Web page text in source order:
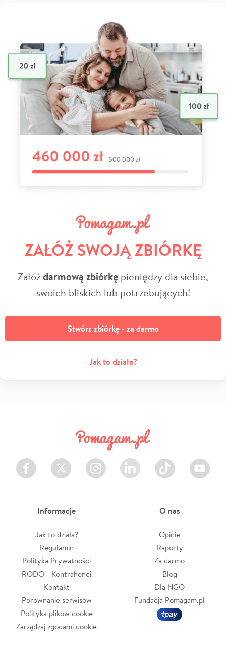
ZAŁÓŻ SWOJĄ ZBIÓRKĘ
Załóżdarmową zbiórkę pieniędzy dla siebie,
swoich bliskich lub potrzebujących!
Stwórz zbiórkę - za darmo
Jak to działa?
Facebook Twitter Instagram LinkedIn TikTok Youtube
Informacje
Jak to działa?
Regulamin
Polityka Prywatności
RODO - Kontrahenci
Kontakt
Porównanie serwisów
Polityka plików cookie
Zarządzaj zgodami cookie
O nas
Opinie
Raporty
Za darmo
Blog
Dla NGO
Fundacja Pomagam.pl